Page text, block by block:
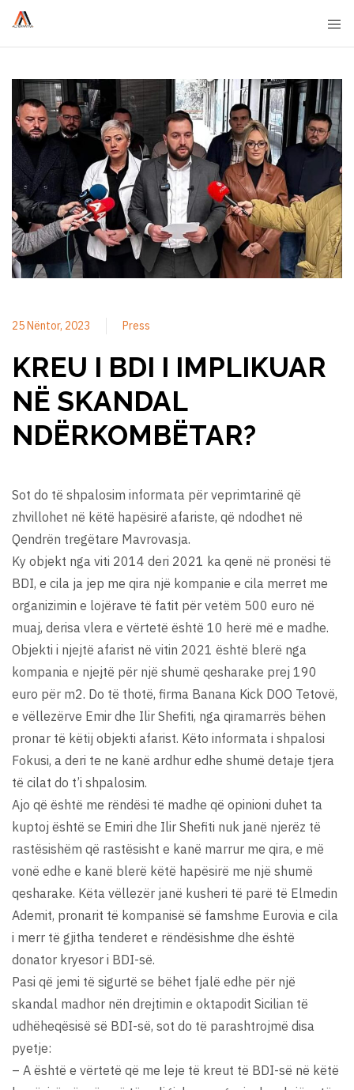
25 Nëntor, 2023 Press
KREU I BDI I IMPLIKUAR
NË SKANDAL
NDËRKOMBËTAR?
Sot do të shpalosim informata për veprimtarinë që
zhvillohet në këtë hapësirë afariste, që ndodhet në
Qendrën tregëtare Mavrovasja.
Ky objekt nga viti 2014 deri 2021 ka qenë në pronësi të
BDI, e cila ja jep me qira një kompanie e cila merret me
organizimin e lojërave të fatit për vetëm 500 euro në
muaj, derisa vlera e vërtetë është 10 herë më e madhe.
Objekti i njejtë afarist në vitin 2021 është blerë nga
kompania e njejtë për një shumë qesharake prej 190
euro për m2. Do të thotë, firma Banana Kick DOO Tetovë,
e vëllezërve Emir dhe Ilir Shefiti, nga qiramarrës bëhen
pronar të këtij objekti afarist. Këto informata i shpalosi
Fokusi, a deri te ne kanë ardhur edhe shumë detaje tjera
të cilat do t’i shpalosim.
Ajo që është me rëndësi të madhe që opinioni duhet ta
kuptoj është se Emiri dhe Ilir Shefiti nuk janë njerëz të
rastësishëm që rastësisht e kanë marrur me qira, e më
vonë edhe e kanë blerë këtë hapësirë me një shumë
qesharake. Këta vëllezër janë kusheri të parë të Elmedin
Ademit, pronarit të kompanisë së famshme Eurovia e cila
i merr të gjitha tenderet e rëndësishme dhe është
donator kryesor i BDI-së.
Pasi që jemi të sigurtë se bëhet fjalë edhe për një
skandal madhor nën drejtimin e oktapodit Sicilian të
udhëheqësisë së BDI-së, sot do të parashtrojmë disa
pyetje:
– A është e vërtetë që me leje të kreut të BDI-së në këtë